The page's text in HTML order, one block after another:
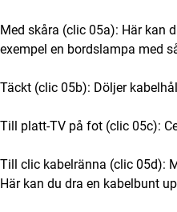
Med skåra (clic 05a): Här kan
exempel en bordslampa med
Täckt (clic 05b): Döljer
Till platt-TV på fot (clic 05c):
Till clic kabelränna (clic 05d):
Här kan du dra en kabelbunt